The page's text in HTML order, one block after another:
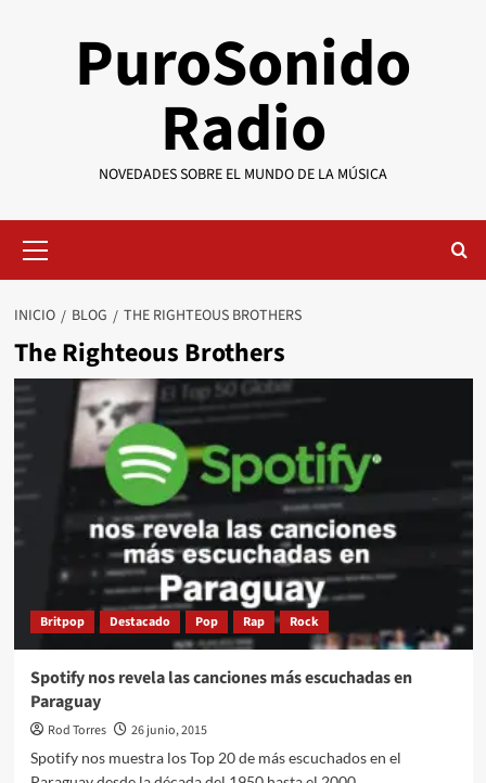
PuroSonido
Radio
NOVEDADES SOBRE EL MUNDO DE LA MÚSICA
primario
INICIO BLOG THE RIGHTEOUS BROTHERS
The Righteous Brothers
Britpop Destacado Pop Rap Rock
Spotify nos revela las canciones más escuchadas en
Paraguay
Rod Torres
26 junio, 2015
Spotify nos muestra los Top 20 de más escuchados en el